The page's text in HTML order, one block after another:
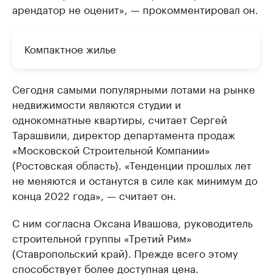
арендатор не оценит», — прокомментировал он.
Компактное жилье
Сегодня самыми популярными лотами на рынке
недвижимости являются студии и
однокомнатные квартиры, считает Сергей
Тарашвили, директор департамента продаж
«Московской Строительной Компании»
(Ростовская область). «Тенденции прошлых лет
не меняются и останутся в силе как минимум до
конца 2022 года», — считает он.
С ним согласна Оксана Ивашова, руководитель
строительной группы «Третий Рим»
(Ставропольский край). Прежде всего этому
способствует более доступная цена.